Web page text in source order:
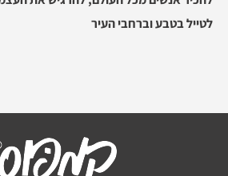
לטייל בטבע וברחבי העיר